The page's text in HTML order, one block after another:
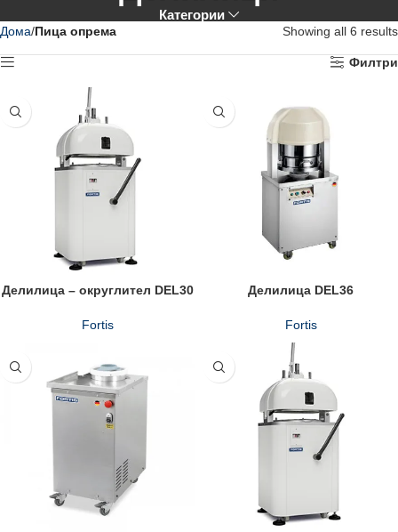
Категории
Дома Пица опрема Showing all 6 results
Филтри
Делилицa – округлител DEL30
Fortis
Делилицa DEL36
Fortis